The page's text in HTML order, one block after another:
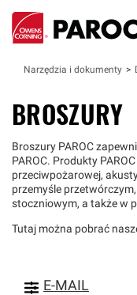
Narzędzia i dokumenty
BROSZURY
Broszury PAROC
PAROC. Produkty
przeciwpożarowej,
przemyśle
stoczniowym, a także w
Tutaj można pobrać
E-MAIL